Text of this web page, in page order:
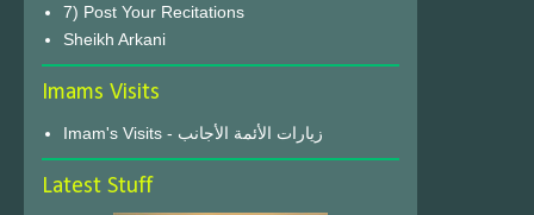
7) Post Your Recitations
Sheikh Arkani
Imams Visits
Imam's Visits - زيارات الأئمة الأجانب
Latest Stuff